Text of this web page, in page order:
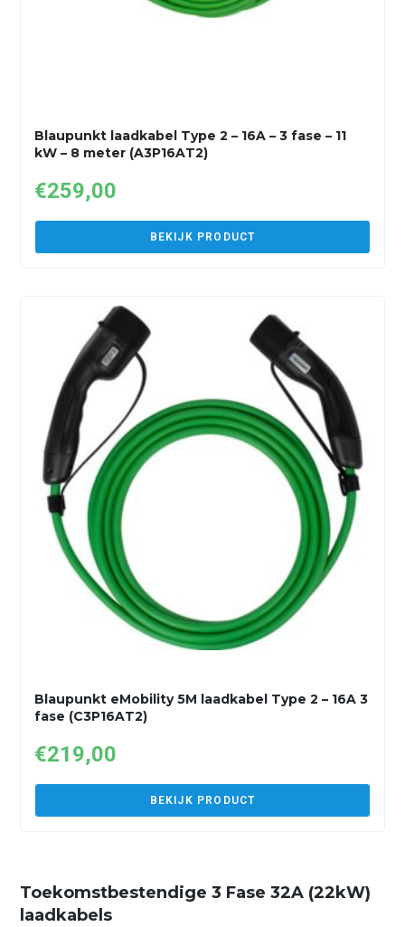
Blaupunkt laadkabel Type 2 – 16A – 3 fase – 11
kW – 8 meter (A3P16AT2)
€259,00
BEKIJK PRODUCT
Blaupunkt eMobility 5M laadkabel Type 2 – 16A 3
fase (C3P16AT2)
€219,00
BEKIJK PRODUCT
Toekomstbestendige 3 Fase 32A (22kW)
laadkabels